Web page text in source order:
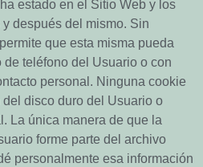
estado en el Sitio Web y los
después del mismo. Sin
que esta misma pueda
teléfono del Usuario o con
personal. Ninguna cookie
disco duro del Usuario o
La única manera de que la
forme parte del archivo
personalmente esa información